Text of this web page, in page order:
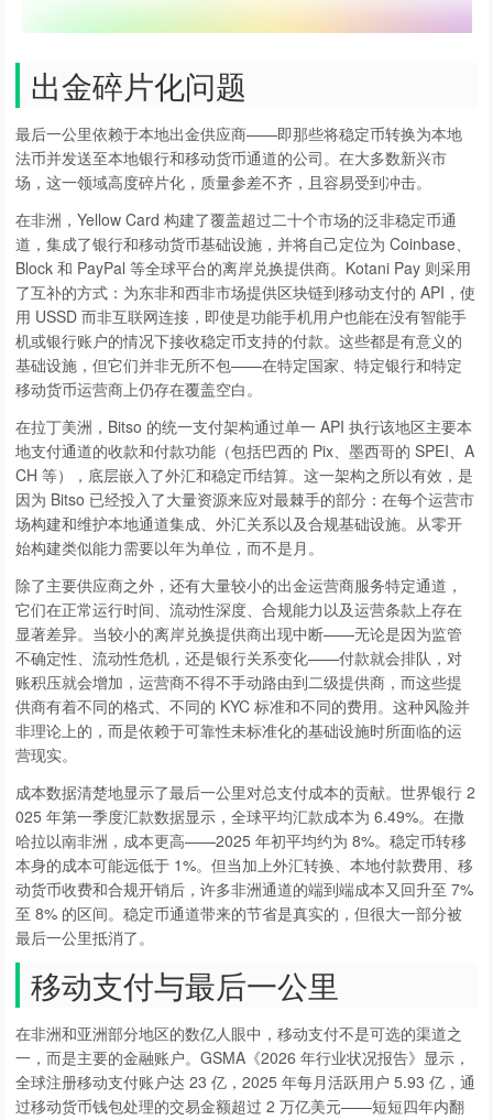
出金碎片化问题
最后一公里依赖于本地出金供应商——即那些将稳定币转换为本地
法币并发送至本地银行和移动货币通道的公司。在大多数新兴市
场，这一领域高度碎片化，质量参差不齐，且容易受到冲击。
在非洲，Yellow Card 构建了覆盖超过二十个市场的泛非稳定币通
道，集成了银行和移动货币基础设施，并将自己定位为 Coinbase、
Block 和 PayPal 等全球平台的离岸兑换提供商。Kotani Pay 则采用
了互补的方式：为东非和西非市场提供区块链到移动支付的 API，使
用 USSD 而非互联网连接，即使是功能手机用户也能在没有智能手
机或银行账户的情况下接收稳定币支持的付款。这些都是有意义的
基础设施，但它们并非无所不包——在特定国家、特定银行和特定
移动货币运营商上仍存在覆盖空白。
在拉丁美洲，Bitso 的统一支付架构通过单一 API 执行该地区主要本
地支付通道的收款和付款功能（包括巴西的 Pix、墨西哥的 SPEI、A
CH 等），底层嵌入了外汇和稳定币结算。这一架构之所以有效，是
因为 Bitso 已经投入了大量资源来应对最棘手的部分：在每个运营市
场构建和维护本地通道集成、外汇关系以及合规基础设施。从零开
始构建类似能力需要以年为单位，而不是月。
除了主要供应商之外，还有大量较小的出金运营商服务特定通道，
它们在正常运行时间、流动性深度、合规能力以及运营条款上存在
显著差异。当较小的离岸兑换提供商出现中断——无论是因为监管
不确定性、流动性危机，还是银行关系变化——付款就会排队，对
账积压就会增加，运营商不得不手动路由到二级提供商，而这些提
供商有着不同的格式、不同的 KYC 标准和不同的费用。这种风险并
非理论上的，而是依赖于可靠性未标准化的基础设施时所面临的运
营现实。
成本数据清楚地显示了最后一公里对总支付成本的贡献。世界银行 2
025 年第一季度汇款数据显示，全球平均汇款成本为 6.49%。在撒
哈拉以南非洲，成本更高——2025 年初平均约为 8%。稳定币转移
本身的成本可能远低于 1%。但当加上外汇转换、本地付款费用、移
动货币收费和合规开销后，许多非洲通道的端到端成本又回升至 7%
至 8% 的区间。稳定币通道带来的节省是真实的，但很大一部分被
最后一公里抵消了。
移动支付与最后一公里
在非洲和亚洲部分地区的数亿人眼中，移动支付不是可选的渠道之
一，而是主要的金融账户。GSMA《2026 年行业状况报告》显示，
全球注册移动支付账户达 23 亿，2025 年每月活跃用户 5.93 亿，通
过移动货币钱包处理的交易金额超过 2 万亿美元——短短四年内翻